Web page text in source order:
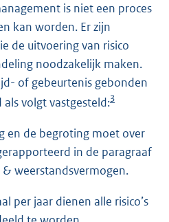
is niet een proces
kan worden. Er zijn
de uitvoering van risico
noodzakelijk maken.
of gebeurtenis gebonden
volgt vastgesteld:3
en de begroting moet over
in de paragraaf
weerstandsvermogen.
per jaar dienen alle risico’s